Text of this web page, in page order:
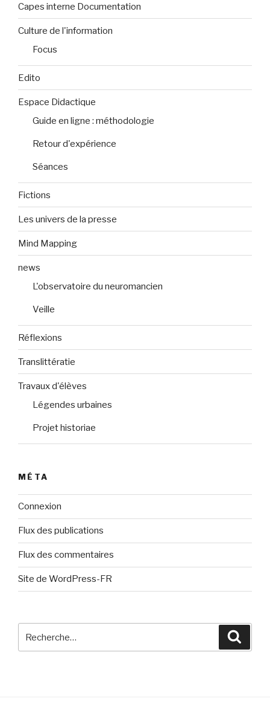
Capes interne Documentation
Culture de l'information
Focus
Edito
Espace Didactique
Guide en ligne : méthodologie
Retour d'expérience
Séances
Fictions
Les univers de la presse
Mind Mapping
news
L'observatoire du neuromancien
Veille
Réflexions
Translittératie
Travaux d'élèves
Légendes urbaines
Projet historiae
MÉTA
Connexion
Flux des publications
Flux des commentaires
Site de WordPress-FR
pour